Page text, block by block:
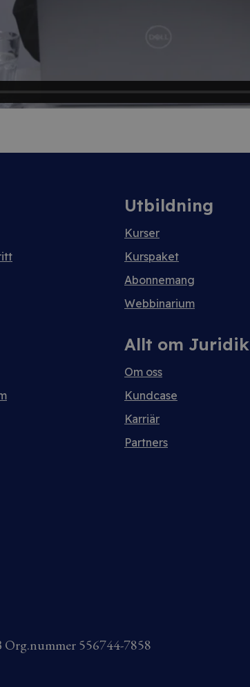
Utbildning
Kurser
Kurspaket
Abonnemang
Webbinarium
Allt om Juridik
Om oss
Kundcase
Karriär
Partners
556744-7858